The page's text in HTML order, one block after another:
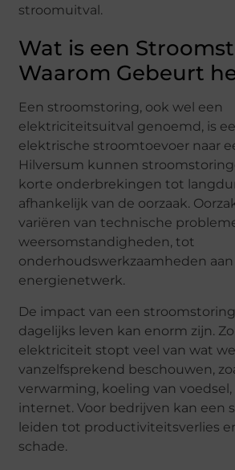
stroomuitval.
Wat is een
Waarom Gebeurt
Een stroomstoring, ook wel een
elektriciteitsuitval genoemd, is
elektrische stroomtoevoer naar
Hilversum kunnen
korte onderbrekingen tot
afhankelijk van de oorzaak.
variëren van technische
weersomstandigheden, tot
onderhoudswerkzaamheden
energienetwerk.
De impact van een
dagelijks leven kan enorm zijn.
elektriciteit stopt veel van wat
vanzelfsprekend beschouwen,
verwarming, koeling van
internet. Voor bedrijven kan een
leiden tot productiviteitsverlies
schade.